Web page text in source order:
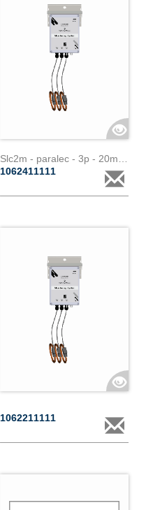
1062411111
1062211111